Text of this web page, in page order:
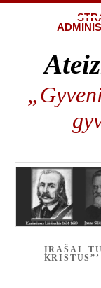
ĮRAŠAI
KRISTUS”’